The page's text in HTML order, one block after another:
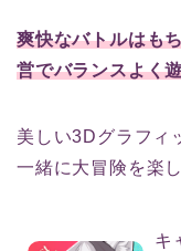
爽快なバトルはも
営でバランスよく
美しい3Dグラフィ
一緒に大冒険を楽
キ